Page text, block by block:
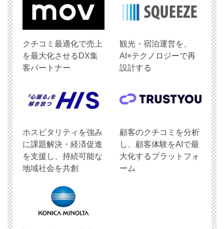
クチコミ最適化で売上
を最大化させるDX集
客パートナー
観光・宿泊運営を、
AI×テクノロジーで再
設計する
ホスピタリティを強み
に課題解決・経済促進
を支援し、持続可能な
地域社会を共創
顧客のクチコミを分析
し、顧客体験をAIで最
大化するプラットフォ
ーム